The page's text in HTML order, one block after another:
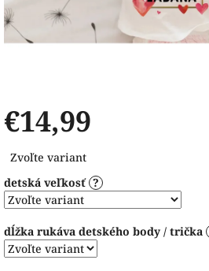
€14,99
cena:
Zvoľte variant
detská veľkosť ?
dĺžka rukáva detského body / trička